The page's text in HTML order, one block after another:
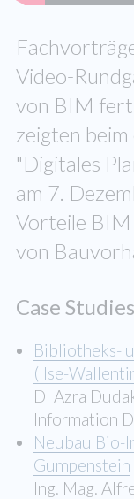
Video-
von BIM
zeigten
"Digitales
am 7.
Vorteile BIM
von
­Case
Bibliotheks-
(Ilse-
DI Azra
Information
Neubau Bio-
Gumpenstein
Ing. Mag.